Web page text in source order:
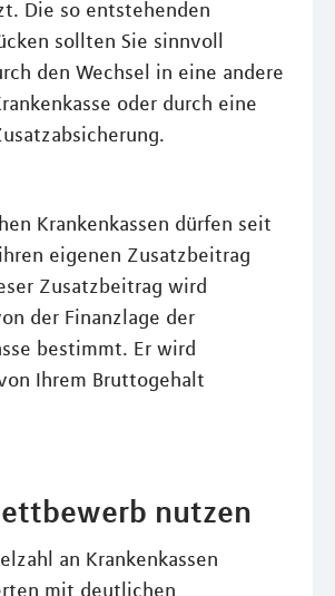
Die so entstehenden
sollten Sie sinnvoll
den Wechsel in eine andere
oder durch eine
Krankenkassen dürfen seit
eigenen Zusatzbeitrag
Zusatzbeitrag wird
der Finanzlage der
bestimmt. Er wird
Ihrem Bruttogehalt
nutzen
an Krankenkassen
mit deutlichen